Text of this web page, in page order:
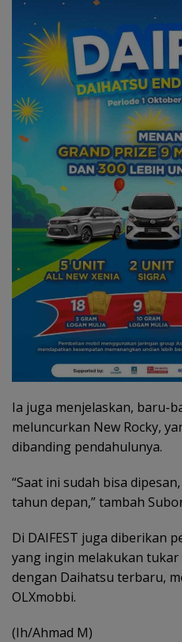
Ia juga menjelaskan, baru-
meluncurkan New Rocky,
dibanding pendahulunya.
“Saat ini sudah bisa
tahun depan,” tambah
Di DAIFEST juga diberikan
yang ingin melakukan
dengan Daihatsu terbaru,
OLXmobbi.
(Ih/Ahmad M)